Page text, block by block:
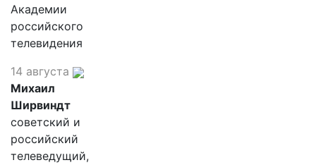
Академии
российского
телевидения
14 августа
Михаил
Ширвиндт
советский и
российский
телеведущий,